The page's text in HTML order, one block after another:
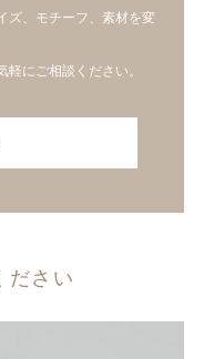
ズ、モチーフ、素材を変
にご相談ください。
ださい